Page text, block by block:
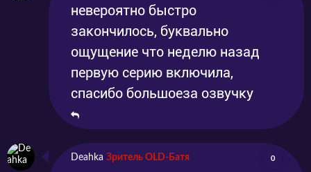
невероятно быстро
закончилось, буквально
ощущение что неделю назад
первую серию включила,
спасибо большоеза озвучку
Deahka Зритель OLD-Батя 0